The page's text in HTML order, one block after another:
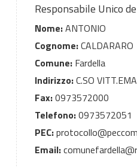
Responsabile Unico
Nome:ANTONIO
Cognome:CALDARARO
Comune:Fardella
Indirizzo:C.SO
Fax:0973572000
Telefono:0973572051
PEC:
Email: